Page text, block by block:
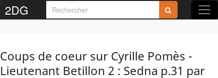
2DG
Coups de coeur sur Cyrille Pomès -
Lieutenant Betillon 2 : Sedna p.31 par